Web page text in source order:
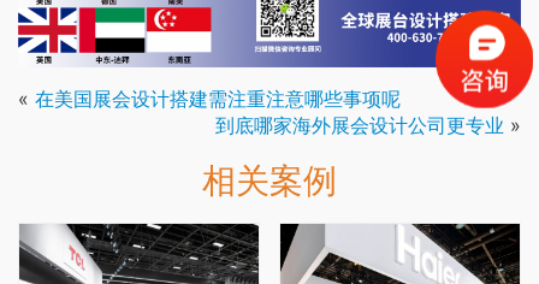
« 在美国展会设计搭建需注重注意哪些事项呢
到底哪家海外展会设计公司更专业 »
相关案例